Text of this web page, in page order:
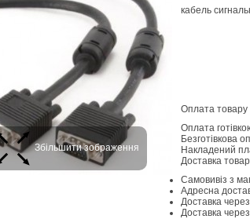
Збільшити зображення
кабель
Оплата товару
Оплата
Безготівкова
Накладений
Доставка
Самовивіз з
Адресна
Доставка
Доставка